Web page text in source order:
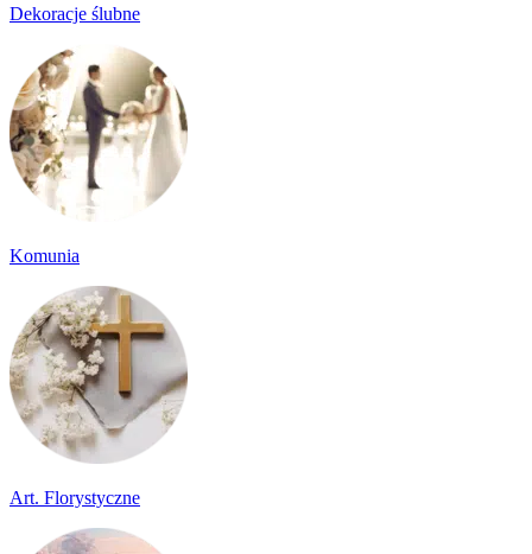
Dekoracje ślubne
Komunia
Art. Florystyczne